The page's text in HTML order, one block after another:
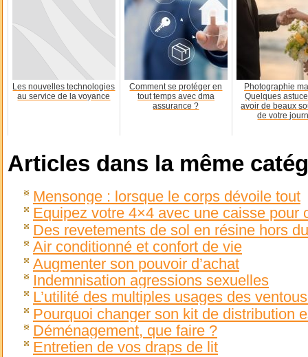
Les nouvelles technologies
au service de la voyance
Comment se protéger en
tout temps avec dma
assurance ?
Photographie
Quelques
avoir de beaux
de votre
Articles dans la même
Mensonge : lorsque le corps dévoile tout
Equipez votre 4×4 avec une caisse pour
Des revetements de sol en résine hors
Air conditionné et confort de vie
Augmenter son pouvoir d’achat
Indemnisation agressions sexuelles
L’utilité des multiples usages des
Pourquoi changer son kit de distribution
Déménagement, que faire ?
Entretien de vos draps de lit